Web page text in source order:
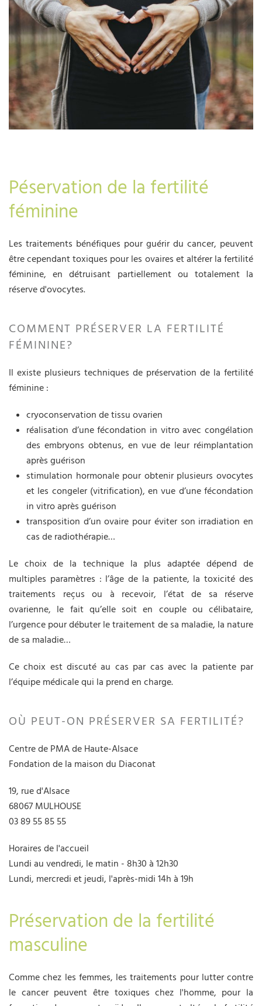
Péservation de la fertilité
féminine
Les traitements bénéfiques pour guérir du cancer, peuvent
être cependant toxiques pour les ovaires et altérer la fertilité
féminine, en détruisant partiellement ou totalement la
réserve d'ovocytes.
COMMENT PRÉSERVER LA FERTILITÉ
FÉMININE?
Il existe plusieurs techniques de préservation de la fertilité
féminine :
cryoconservation de tissu ovarien
réalisation d’une fécondation in vitro avec congélation
des embryons obtenus, en vue de leur réimplantation
après guérison
stimulation hormonale pour obtenir plusieurs ovocytes
et les congeler (vitrification), en vue d’une fécondation
in vitro après guérison
transposition d’un ovaire pour éviter son irradiation en
cas de radiothérapie…
Le choix de la technique la plus adaptée dépend de
multiples paramètres : l’âge de la patiente, la toxicité des
traitements reçus ou à recevoir, l’état de sa réserve
ovarienne, le fait qu’elle soit en couple ou célibataire,
l’urgence pour débuter le traitement de sa maladie, la nature
de sa maladie…
Ce choix est discuté au cas par cas avec la patiente par
l’équipe médicale qui la prend en charge.
OÙ PEUT-ON PRÉSERVER SA FERTILITÉ?
Centre de PMA de Haute-Alsace
Fondation de la maison du Diaconat
19, rue d'Alsace
68067 MULHOUSE
03 89 55 85 55
Horaires de l'accueil
Lundi au vendredi, le matin - 8h30 à 12h30
Lundi, mercredi et jeudi, l'après-midi 14h à 19h
Préservation de la fertilité
masculine
Comme chez les femmes, les traitements pour lutter contre
le cancer peuvent être toxiques chez l'homme, pour la